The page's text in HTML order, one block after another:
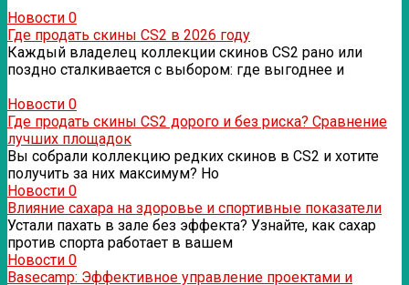
Новости 0
Где продать скины CS2 в 2026 году
Каждый владелец коллекции скинов CS2 рано или
поздно сталкивается с выбором: где выгоднее и
Новости 0
Где продать скины CS2 дорого и без риска? Сравнение
лучших площадок
Вы собрали коллекцию редких скинов в CS2 и хотите
получить за них максимум? Но
Новости 0
Влияние сахара на здоровье и спортивные показатели
Устали пахать в зале без эффекта? Узнайте, как сахар
против спорта работает в вашем
Новости 0
Basecamp: Эффективное управление проектами и